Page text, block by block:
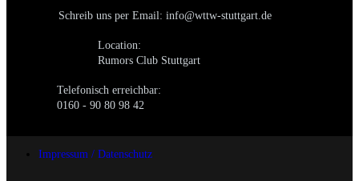
Schreib uns per Email: info@wttw-stuttgart.de
Location:
Rumors Club Stuttgart
Telefonisch erreichbar:
0160 - 90 80 98 42
Impressum / Datenschutz